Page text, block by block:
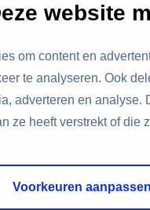
website
om content en
te analyseren. Ook
adverteren en analyse.
ze heeft verstrekt of
Voorkeuren aanpassen